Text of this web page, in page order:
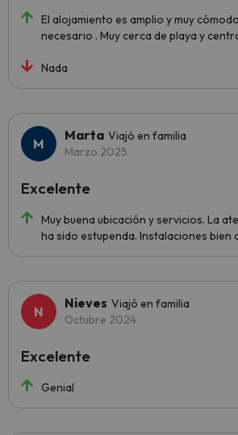
El alojamiento es amplio y muy
necesario . Muy cerca de playa y
Nada
Marta Viajó en familia
Marzo 2025
Muy buena ubicación y servicios. La
ha sido estupenda. Instalaciones bien
Excelente
Nieves Viajó en familia
Octubre 2024
Genial
Excelente